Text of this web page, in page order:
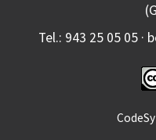
Tel.: 943 25 05 05 ·